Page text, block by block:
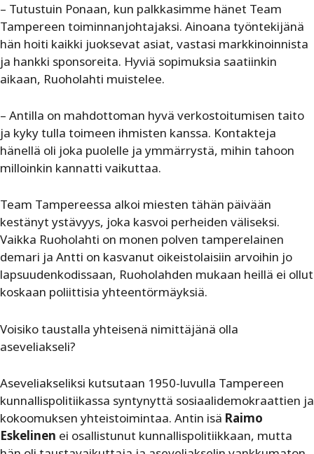
– Tutustuin Ponaan, kun palkkasimme hänet Team
Tampereen toiminnanjohtajaksi. Ainoana työntekijänä
hän hoiti kaikki juoksevat asiat, vastasi markkinoinnista
ja hankki sponsoreita. Hyviä sopimuksia saatiinkin
aikaan, Ruoholahti muistelee.
– Antilla on mahdottoman hyvä verkostoitumisen taito
ja kyky tulla toimeen ihmisten kanssa. Kontakteja
hänellä oli joka puolelle ja ymmärrystä, mihin tahoon
milloinkin kannatti vaikuttaa.
Team Tampereessa alkoi miesten tähän päivään
kestänyt ystävyys, joka kasvoi perheiden väliseksi.
Vaikka Ruoholahti on monen polven tamperelainen
demari ja Antti on kasvanut oikeistolaisiin arvoihin jo
lapsuudenkodissaan, Ruoholahden mukaan heillä ei ollut
koskaan poliittisia yhteentörmäyksiä.
Voisiko taustalla yhteisenä nimittäjänä olla
aseveliakseli?
Aseveliakseliksi kutsutaan 1950-luvulla Tampereen
kunnallispolitiikassa syntynyttä sosiaalidemokraattien ja
kokoomuksen yhteistoimintaa. Antin isä Raimo
Eskelinen ei osallistunut kunnallispolitiikkaan, mutta